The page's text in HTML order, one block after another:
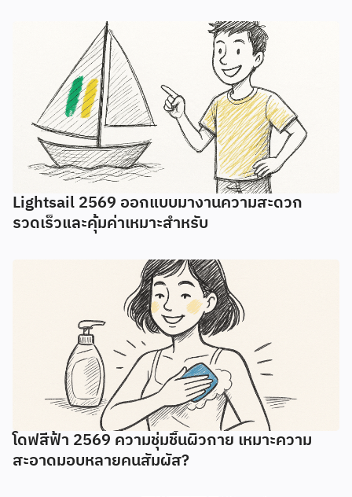
Lightsail 2569 ออกแบบมางานความสะดวก
รวดเร็วและคุ้มค่าเหมาะสำหรับ
โดฟสีฟ้า 2569 ความชุ่มชื้นผิวกาย เหมาะความ
สะอาดมอบหลายคนสัมผัส?